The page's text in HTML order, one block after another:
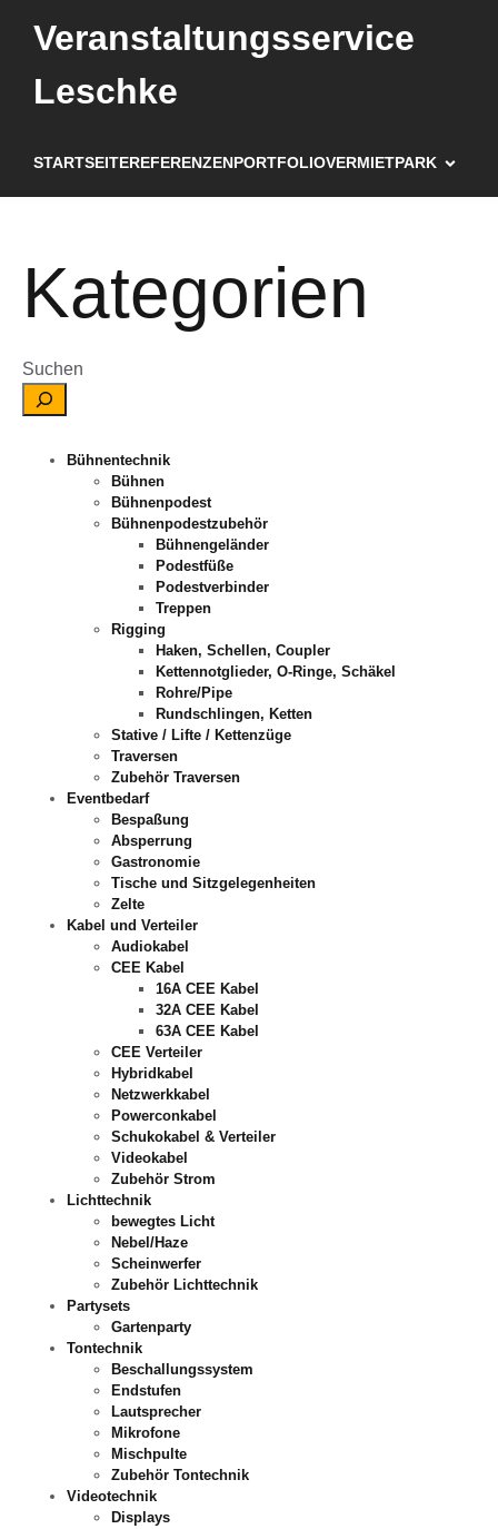
Veranstaltungsservice
Leschke
STARTSEITEREFERENZENPORTFOLIOVERMIETPARK
Kategorien
Suchen
Bühnentechnik
Bühnen
Bühnenpodest
Bühnenpodestzubehör
Bühnengeländer
Podestfüße
Podestverbinder
Treppen
Rigging
Haken, Schellen, Coupler
Kettennotglieder, O-Ringe, Schäkel
Rohre/Pipe
Rundschlingen, Ketten
Stative / Lifte / Kettenzüge
Traversen
Zubehör Traversen
Eventbedarf
Bespaßung
Absperrung
Gastronomie
Tische und Sitzgelegenheiten
Zelte
Kabel und Verteiler
Audiokabel
CEE Kabel
16A CEE Kabel
32A CEE Kabel
63A CEE Kabel
CEE Verteiler
Hybridkabel
Netzwerkkabel
Powerconkabel
Schukokabel & Verteiler
Videokabel
Zubehör Strom
Lichttechnik
bewegtes Licht
Nebel/Haze
Scheinwerfer
Zubehör Lichttechnik
Partysets
Gartenparty
Tontechnik
Beschallungssystem
Endstufen
Lautsprecher
Mikrofone
Mischpulte
Zubehör Tontechnik
Videotechnik
Displays